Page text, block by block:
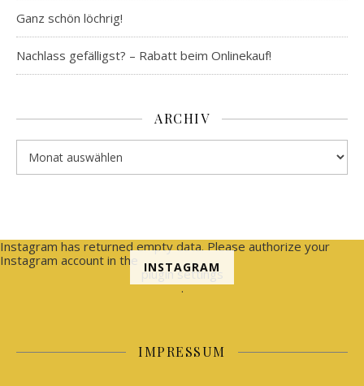
Ganz schön löchrig!
Nachlass gefälligst? – Rabatt beim Onlinekauf!
ARCHIV
Archiv
INSTAGRAM
Instagram has returned empty data. Please authorize your
Instagram account in the
plugin settings
.
IMPRESSUM